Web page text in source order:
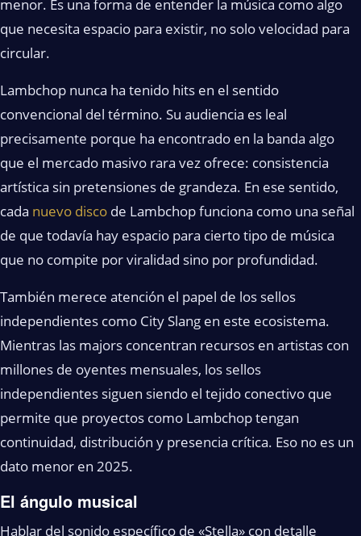
menor. Es una forma de entender la música como algo
que necesita espacio para existir, no solo velocidad para
circular.
Lambchop nunca ha tenido hits en el sentido
convencional del término. Su audiencia es leal
precisamente porque ha encontrado en la banda algo
que el mercado masivo rara vez ofrece: consistencia
artística sin pretensiones de grandeza. En ese sentido,
cada nuevo disco de Lambchop funciona como una señal
de que todavía hay espacio para cierto tipo de música
que no compite por viralidad sino por profundidad.
También merece atención el papel de los sellos
independientes como City Slang en este ecosistema.
Mientras las majors concentran recursos en artistas con
millones de oyentes mensuales, los sellos
independientes siguen siendo el tejido conectivo que
permite que proyectos como Lambchop tengan
continuidad, distribución y presencia crítica. Eso no es un
dato menor en 2025.
El ángulo musical
Hablar del sonido específico de «Stella» con detalle